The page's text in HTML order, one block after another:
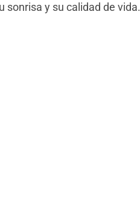
y su calidad de vida.